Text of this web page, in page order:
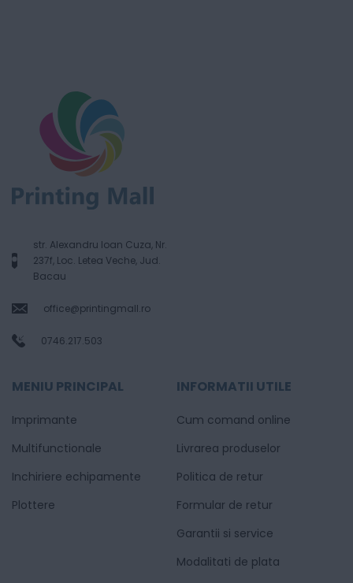
str. Alexandru Ioan Cuza, Nr.
237f, Loc. Letea Veche, Jud.
Bacau
office@printingmall.ro
0746.217.503
MENIU PRINCIPAL
Imprimante
Multifunctionale
Inchiriere echipamente
Plottere
INFORMATII UTILE
Cum comand online
Livrarea produselor
Politica de retur
Formular de retur
Garantii si service
Modalitati de plata